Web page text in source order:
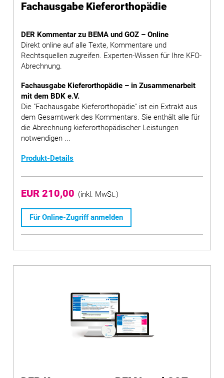
Fachausgabe Kieferorthopädie
DER Kommentar zu BEMA und GOZ – Online
Direkt online auf alle Texte, Kommentare und
Rechtsquellen zugreifen. Experten-Wissen für Ihre KFO-
Abrechnung.
Fachausgabe Kieferorthopädie – in Zusammenarbeit
mit dem BDK e.V.
Die "Fachausgabe Kieferorthopädie" ist ein Extrakt aus
dem Gesamtwerk des Kommentars. Sie enthält alle für
die Abrechnung kieferorthopädischer Leistungen
notwendigen ...
Produkt-Details
EUR 210,00 (inkl. MwSt.)
Für Online-Zugriff anmelden